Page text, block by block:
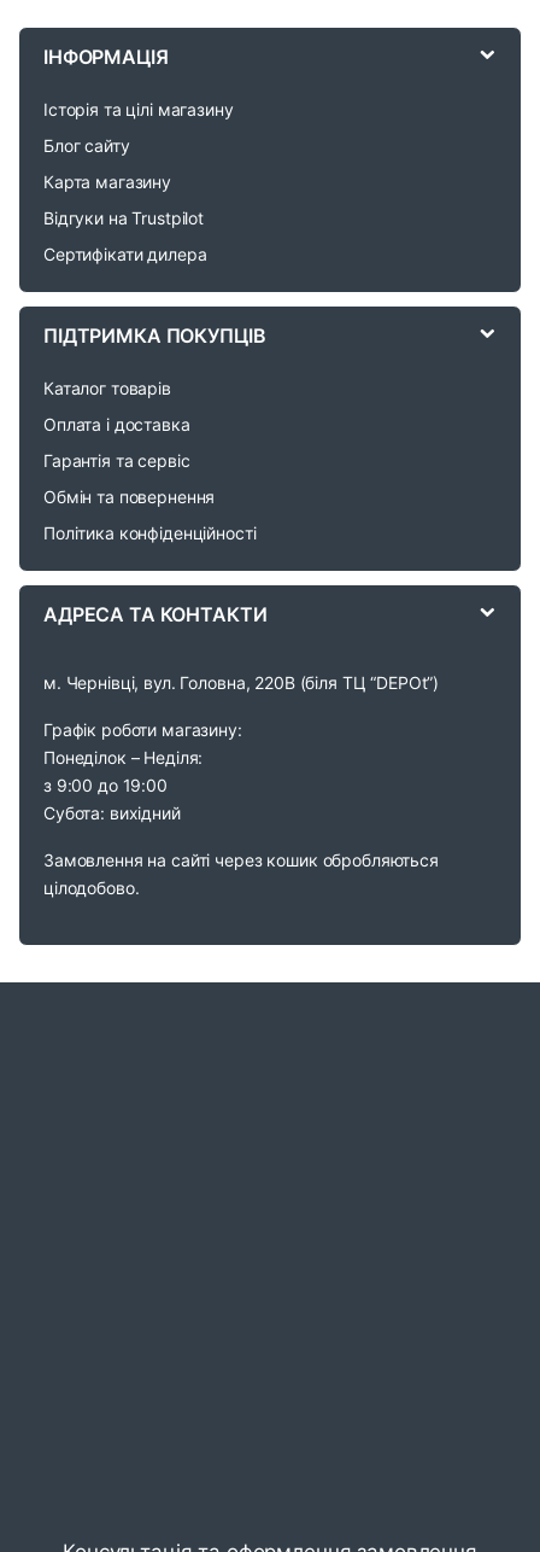
C
ІНФОРМАЦІЯ
Історія та цілі магазину
Блог сайту
Карта магазину
Відгуки на Trustpilot
Сертифікати дилера
ПІДТРИМКА ПОКУПЦІВ
Каталог товарів
Оплата і доставка
Гарантія та сервіс
Обмін та повернення
Політика конфіденційності
АДРЕСА ТА КОНТАКТИ
м. Чернівці, вул. Головна, 220В (біля ТЦ “DEPOt”)
Графік роботи магазину:
Понеділок – Неділя:
з 9:00 до 19:00
Субота: вихідний
Замовлення на сайті через кошик обробляються
цілодобово.